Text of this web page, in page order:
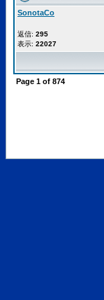
SonotaCo
返信: 295
表示: 22027
Page 1 of 874